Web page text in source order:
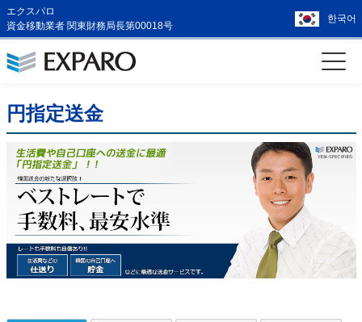
エクスパロ
資金移動業者 関東財務局長第00018号
한국어
円指定送金